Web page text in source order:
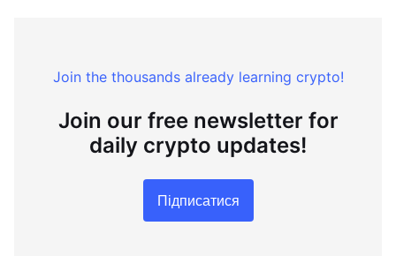
Join the thousands already learning crypto!
Join our free newsletter for
daily crypto updates!
Підписатися